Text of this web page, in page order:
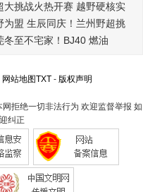
大挑战火热开赛 越野硬核实
为盟 生辰同庆！兰州野超挑
冬至不宅家！BJ40 燃油
网站地图TXT- 版权声明
网拒绝一切非法行为 欢迎监督举报 如
纠正